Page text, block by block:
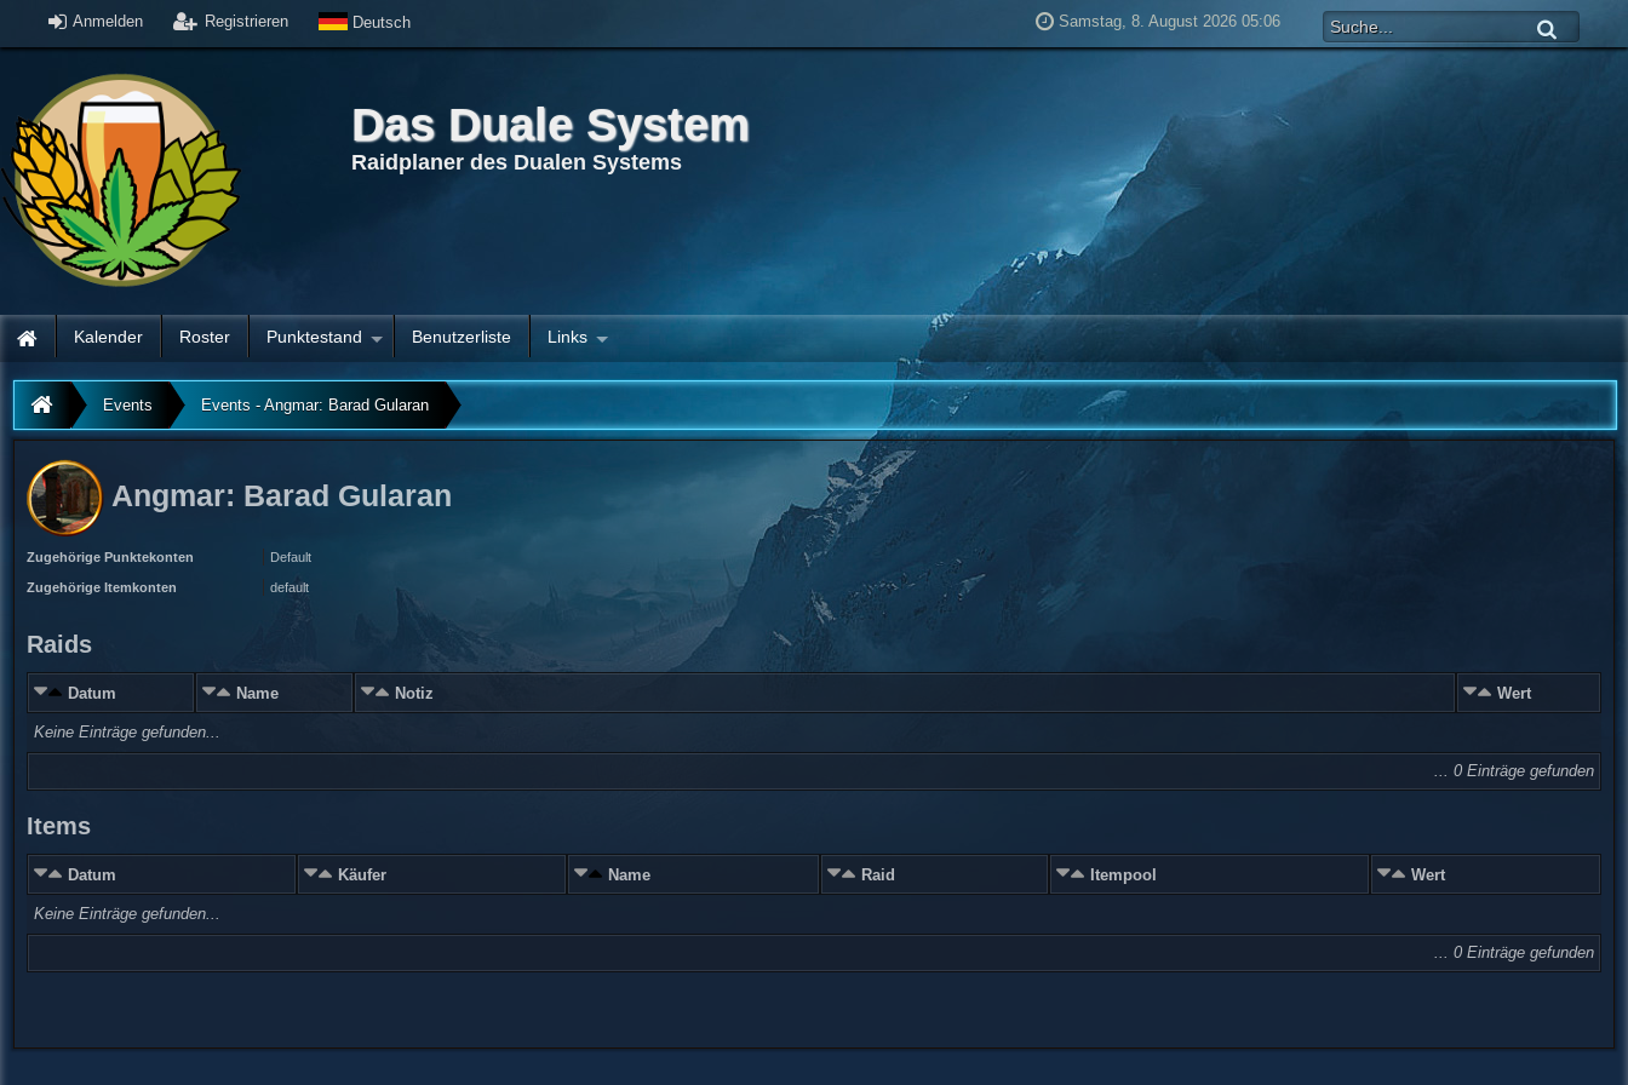
Anmelden Registrieren Deutsch Samstag, 8. August 2026 05:06
Das Duale System
Raidplaner des Dualen Systems
Kalender Roster Punktestand Benutzerliste Links
Events Events - Angmar: Barad Gularan
Angmar: Barad Gularan
Zugehörige Punktekonten Default
Zugehörige Itemkonten default
Raids
Datum Name Notiz Wert
Keine Einträge gefunden...
... 0 Einträge gefunden
Items
Datum Käufer Name Raid Itempool Wert
Keine Einträge gefunden...
... 0 Einträge gefunden